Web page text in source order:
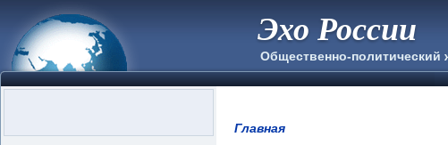
Эхо России
Общественно-политический
Главная